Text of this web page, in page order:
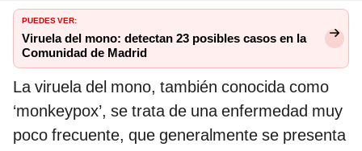
PUEDES VER:
Viruela del mono: detectan 23 posibles casos en la
Comunidad de Madrid
La viruela del mono, también conocida como
‘monkeypox’, se trata de una enfermedad muy
poco frecuente, que generalmente se presenta